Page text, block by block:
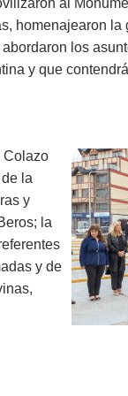
al
homenajearon la
los
y que
Colazo
la
y
la
y de